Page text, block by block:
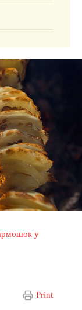
у
Print